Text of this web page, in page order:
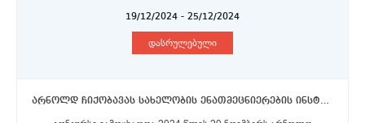
19/12/2024 - 25/12/2024
დასრულებული
არნოლდ ჩიქობავას სახელობის ენათმეცნიერების ინსტიტუტი - უფროსი მეცნიერი თანამშრომლები